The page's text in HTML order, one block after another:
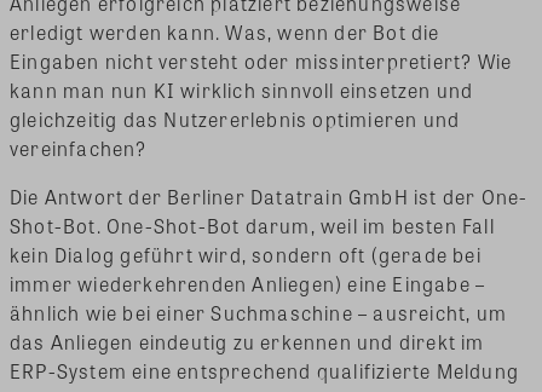
erledigt werden kann. Was, wenn der Bot die
Eingaben nicht versteht oder missinterpretiert? Wie
kann man nun KI wirklich sinnvoll einsetzen und
gleichzeitig das Nutzererlebnis optimieren und
vereinfachen?
Die Antwort der Berliner Datatrain GmbH ist der One-
Shot-Bot. One-Shot-Bot darum, weil im besten Fall
kein Dialog geführt wird, sondern oft (gerade bei
immer wiederkehrenden Anliegen) eine Eingabe –
ähnlich wie bei einer Suchmaschine – ausreicht, um
das Anliegen eindeutig zu erkennen und direkt im
ERP-System eine entsprechend qualifizierte Meldung